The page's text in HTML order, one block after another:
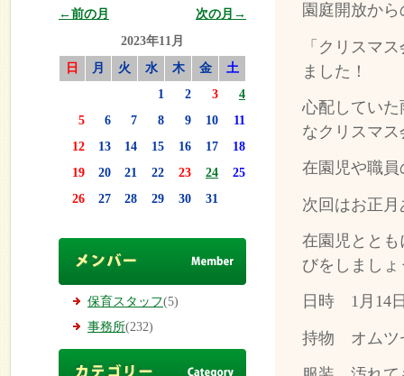
←前の月
次の月→
2023年11月
日
月 火 水 木 金
土
1
2 3
4
5
6 7 8 9 10
11
12
13 14 15 16 17
18
19
20 21 22 23 24
25
26
27 28 29 30 31
保育スタッフ(5)
事務所(232)
園庭開放か
「クリスマ
ました！
心配してい
なクリスマ
在園児や職
次回はお正
在園児とと
びをしましょ
日時 1月14
持物 オム